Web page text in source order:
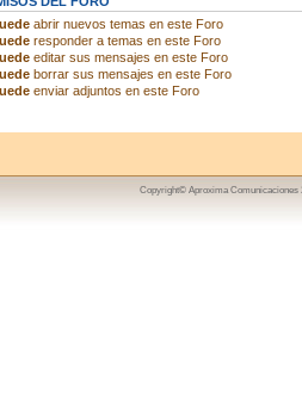
abrir nuevos temas en este Foro
responder a temas en este Foro
editar sus mensajes en este Foro
borrar sus mensajes en este Foro
enviar adjuntos en este Foro
Copyright© Aproxima Comunicaciones